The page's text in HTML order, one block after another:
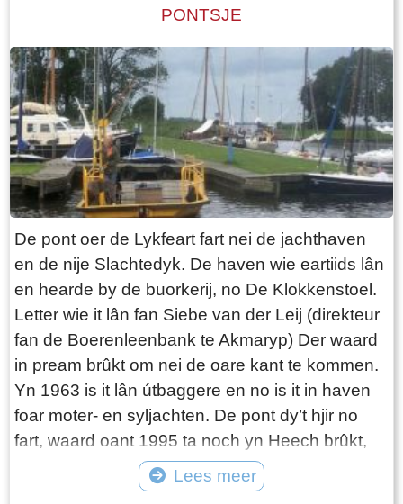
heaberch yn Fryslân stiet, folslein restaurearre,
yn it doarp Warten. It is as museum ynrjochte (
boujier 1725)
PONTSJE
De pont oer de Lykfeart fart nei de jachthaven
en de nije Slachtedyk. De haven wie eartiids lân
en hearde by de buorkerij, no De Klokkenstoel.
Letter wie it lân fan Siebe van der Leij (direkteur
fan de Boerenleenbank te Akmaryp) Der waard
in pream brûkt om nei de oare kant te kommen.
Yn 1963 is it lân útbaggere en no is it in haven
foar moter- en syljachten. De pont dy’t hjir no
fart, waard oant 1995 ta noch yn Heech brûkt,
mar is troch feroaringen dêr út ‘e feart nommen
en nei Goaiïngaryp sleept en opknapt. De pont
Lees meer